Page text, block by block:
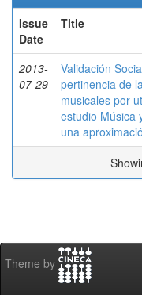
Issue
Date
Title
2013-
07-29
Validación
pertinencia de
musicales por
estudio Música
una
Theme by